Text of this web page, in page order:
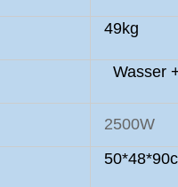
49kg
Wasser
2500W